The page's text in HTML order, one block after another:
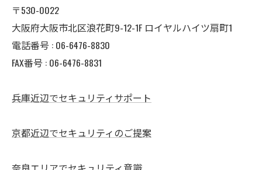
〒530-0022
大阪府大阪市北区浪花町9-12-1F ロイヤルハイツ扇町1
電話番号 : 06-6476-8830
FAX番号 : 06-6476-8831
兵庫近辺でセキュリティサポート
京都近辺でセキュリティのご提案